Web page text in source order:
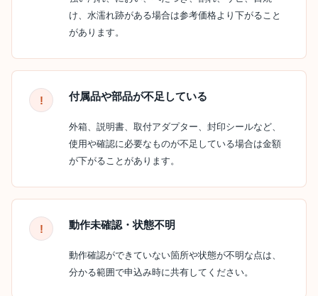
け、水濡れ跡がある場合は参考価格より下がること
があります。
付属品や部品が不足している
外箱、説明書、取付アダプター、封印シールなど、
使用や確認に必要なものが不足している場合は金額
が下がることがあります。
動作未確認・状態不明
動作確認ができていない箇所や状態が不明な点は、
分かる範囲で申込み時に共有してください。